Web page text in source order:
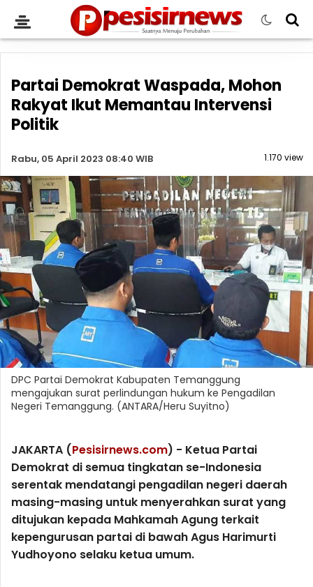
Partai Demokrat Waspada, Mohon
Rakyat Ikut Memantau Intervensi
Politik
Rabu, 05 April 2023 08:40 WIB 1.170 view
DPC Partai Demokrat Kabupaten Temanggung
mengajukan surat perlindungan hukum ke Pengadilan
Negeri Temanggung. (ANTARA/Heru Suyitno)
JAKARTA (Pesisirnews.com) - Ketua Partai
Demokrat di semua tingkatan se-Indonesia
serentak mendatangi pengadilan negeri daerah
masing-masing untuk menyerahkan surat yang
ditujukan kepada Mahkamah Agung terkait
kepengurusan partai di bawah Agus Harimurti
Yudhoyono selaku ketua umum.